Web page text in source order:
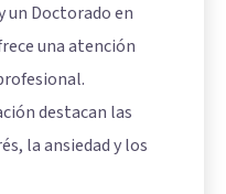
un Doctorado en
una atención
destacan las
la ansiedad y los